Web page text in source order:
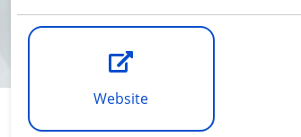
Website